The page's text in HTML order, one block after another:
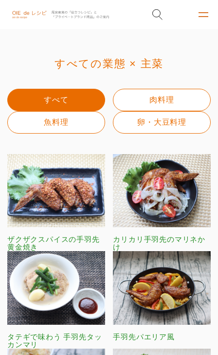
すべての業態 × 主菜
すべて 肉料理
魚料理 卵・大豆料理
ザクザクスパイスの手羽先
黄金焼き
カリカリ手羽先のマリネか
け
タテギで味わう 手羽先タッ
カンマリ
手羽先パエリア風